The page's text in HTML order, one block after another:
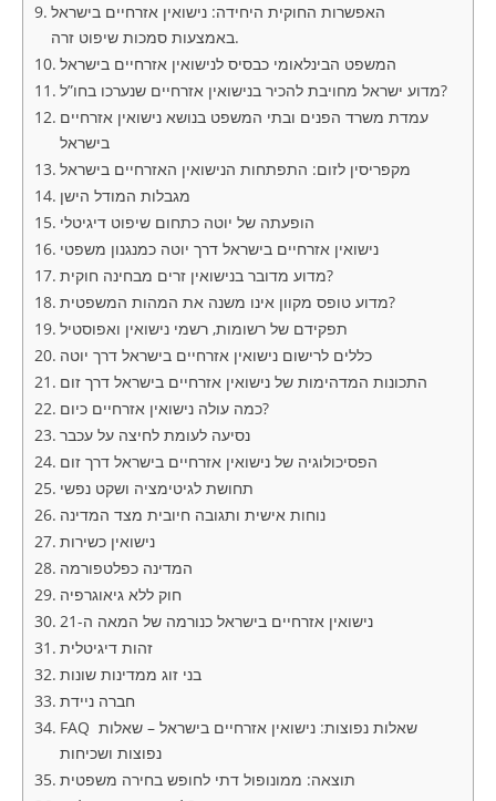
האפשרות החוקית היחידה: נישואין אזרחיים בישראל
המשפט הבינלאומי כבסיס לנישואין אזרחיים בישראל
עמדת משרד הפנים ובתי המשפט בנושא נישואין אזרחיים
בישראל
מקפריסין לזום: התפתחות הנישואין האזרחיים בישראל
מגבלות המודל הישן
הופעתה של יוטה כתחום שיפוט דיגיטלי
נישואין אזרחיים בישראל דרך יוטה כמנגנון משפטי
תפקידם של רשומות, רשמי נישואין ואפוסטיל
כללים לרישום נישואין אזרחיים בישראל דרך יוטה
התכונות המדהימות של נישואין אזרחיים בישראל דרך זום
נסיעה לעומת לחיצה על עכבר
הפסיכולוגיה של נישואין אזרחיים בישראל דרך זום
תחושת לגיטימציה ושקט נפשי
נוחות אישית ותגובה חיובית מצד המדינה
נישואין כשירות
המדינה כפלטפורמה
חוק ללא גיאוגרפיה
נישואין אזרחיים בישראל כנורמה של המאה ה-21
זהות דיגיטלית
בני זוג ממדינות שונות
חברה ניידת
FAQ שאלות נפוצות: נישואין אזרחיים בישראל – שאלות
נפוצות ושכיחות
תוצאה: ממונופול דתי לחופש בחירה משפטית